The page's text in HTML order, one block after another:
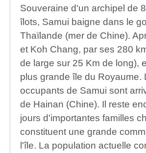
Souveraine d'un archipel de
îlots, Samui baigne dans le
Thaïlande (mer de Chine).
et Koh Chang, par ses 280
de large sur 25 Km de long),
plus grande île du Royaume.
occupants de Samui sont
de Hainan (Chine). Il reste
jours d'importantes familles
constituent une grande
l'île. La population actuelle